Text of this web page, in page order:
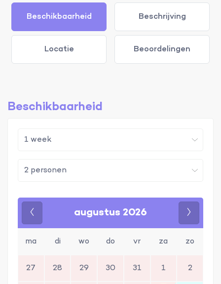
Beschikbaarheid Beschrijving
Locatie Beoordelingen
Beschikbaarheid
augustus 2026
ma di wo do vr za zo
27 28 29 30 31 1 2